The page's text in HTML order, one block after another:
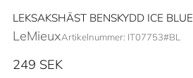
LEKSAKSHÄST BENSKYDD ICE BLUE
LeMieuxArtikelnummer: IT07753#BL
Ordinarie
249 SEK